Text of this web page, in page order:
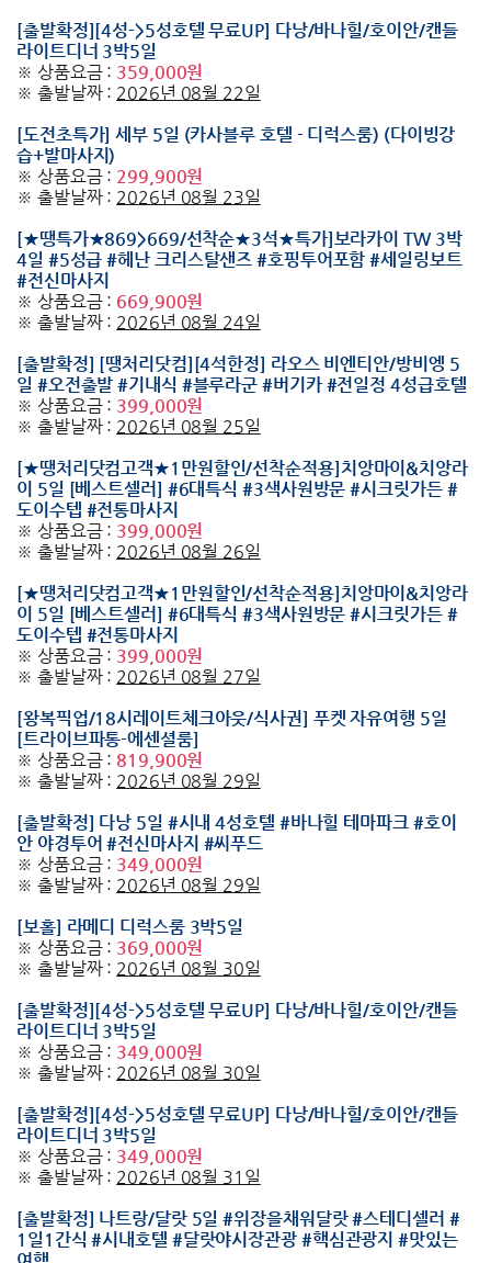
[출발확정][4성->5성호텔 무료UP] 다낭/바나힐/호이안/캔들
라이트디너 3박5일
※ 상품요금 : 359,000원
※ 출발날짜 : 2026년 08월 22일
[도전초특가] 세부 5일 (카사블루 호텔 - 디럭스룸) (다이빙강
습+발마사지)
※ 상품요금 : 299,900원
※ 출발날짜 : 2026년 08월 23일
[★땡특가★869>669/선착순★3석★특가]보라카이 TW 3박
4일 #5성급 #헤난 크리스탈샌즈 #호핑투어포함 #세일링보트
#전신마사지
※ 상품요금 : 669,900원
※ 출발날짜 : 2026년 08월 24일
[출발확정] [땡처리닷컴][4석한정] 라오스 비엔티안/방비엥 5
일 #오전출발 #기내식 #블루라군 #버기카 #전일정 4성급호텔
※ 상품요금 : 399,000원
※ 출발날짜 : 2026년 08월 25일
[★땡처리닷컴고객★1만원할인/선착순적용]치앙마이&치앙라
이 5일 [베스트셀러] #6대특식 #3색사원방문 #시크릿가든 #
도이수텝 #전통마사지
※ 상품요금 : 399,000원
※ 출발날짜 : 2026년 08월 26일
[★땡처리닷컴고객★1만원할인/선착순적용]치앙마이&치앙라
이 5일 [베스트셀러] #6대특식 #3색사원방문 #시크릿가든 #
도이수텝 #전통마사지
※ 상품요금 : 399,000원
※ 출발날짜 : 2026년 08월 27일
[왕복픽업/18시레이트체크아웃/식사권] 푸켓 자유여행 5일
[트라이브파통-에센셜룸]
※ 상품요금 : 819,900원
※ 출발날짜 : 2026년 08월 29일
[출발확정] 다낭 5일 #시내 4성호텔 #바나힐 테마파크 #호이
안 야경투어 #전신마사지 #씨푸드
※ 상품요금 : 349,000원
※ 출발날짜 : 2026년 08월 29일
[보홀] 라메디 디럭스룸 3박5일
※ 상품요금 : 369,000원
※ 출발날짜 : 2026년 08월 30일
[출발확정][4성->5성호텔 무료UP] 다낭/바나힐/호이안/캔들
라이트디너 3박5일
※ 상품요금 : 349,000원
※ 출발날짜 : 2026년 08월 30일
[출발확정][4성->5성호텔 무료UP] 다낭/바나힐/호이안/캔들
라이트디너 3박5일
※ 상품요금 : 349,000원
※ 출발날짜 : 2026년 08월 31일
[출발확정] 나트랑/달랏 5일 #위장을채워달랏 #스테디셀러 #
1일1간식 #시내호텔 #달랏야시장관광 #핵심관광지 #맛있는